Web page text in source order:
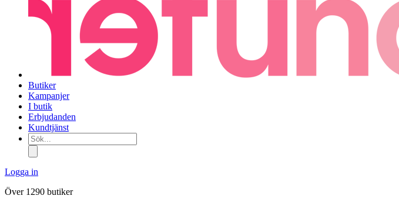
Butiker
Kampanjer
I butik
Erbjudanden
Kundtjänst
Sök...
Logga in
Över 1290 butiker